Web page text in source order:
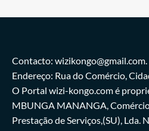
Contacto:
Endereço: Rua do Comércio,
O Portal wizi-kongo.com é
MBUNGA MANANGA,
Prestação de Serviços,(SU), Lda.